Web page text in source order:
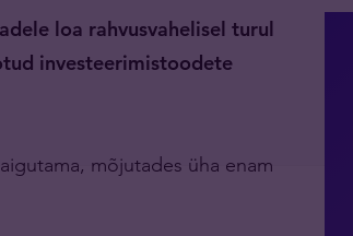
loa rahvusvahelisel turul
investeerimistoodete
mõjutades üha enam